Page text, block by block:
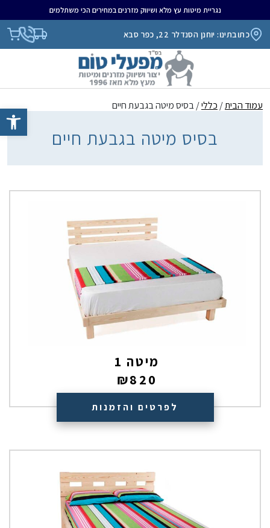
פתח סרגל
נגריית מיטות עץ מלא ושיווק מזרנים במחירים הכי משתלמים
כתובתינו: יוחנן הסנדלר 22, כפר סבא
עמוד הבית/ כללי/ בסיס מיטה בגבעת חיים
בסיס מיטה בגבעת חיים
מיטה 1
₪820
לפרטים והזמנות